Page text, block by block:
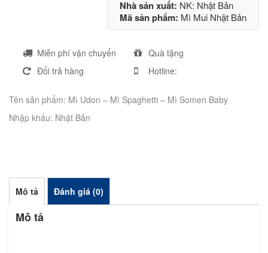
Nhà sản xuất: NK: Nhật Bản
Mã sản phẩm: Mì Mui Nhật Bản
Miễn phí vận chuyển
Quà tặng
Đổi trả hàng
Hotline:
Tên sản phẩm: Mì Udon – Mì Spaghetti – Mì Somen Baby
Nhập khẩu: Nhật Bản
Mô tả Đánh giá (0)
Mô tả